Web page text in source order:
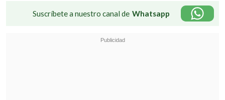
Suscríbete a nuestro canal de Whatsapp